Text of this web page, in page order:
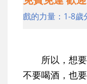
戲的力量：1-8歲
所以，想要
不要喝酒，也